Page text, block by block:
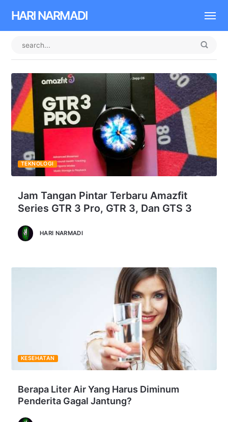
HARI NARMADI
Jam Tangan Pintar Terbaru Amazfit
Series GTR 3 Pro, GTR 3, Dan GTS 3
HARI NARMADI
TEKNOLOGI
Berapa Liter Air Yang Harus Diminum
Penderita Gagal Jantung?
KESEHATAN